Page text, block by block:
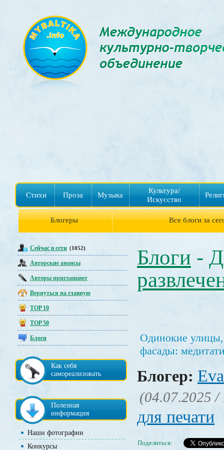
Стихи Проза Музыка
Культура/
Искусство
Блогеры Все блоги за
Сейчас в сети (1052)
Авторские анонсы
Авторы приглашают
Вернуться на главную
TOP 10
TOP 50
Блоги
Как себя
самореализовать
Полезная
информация
Наши фотографии
Конкурсы
Блоги -
Одинокие
фасады:
Блогер:
(04.07.2025 /
для печати
Поделиться: